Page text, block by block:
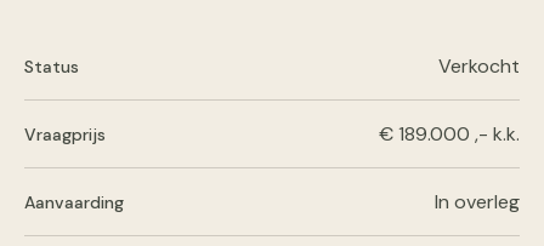
Status Verkocht
Vraagprijs € 189.000 ,- k.k.
Aanvaarding In overleg